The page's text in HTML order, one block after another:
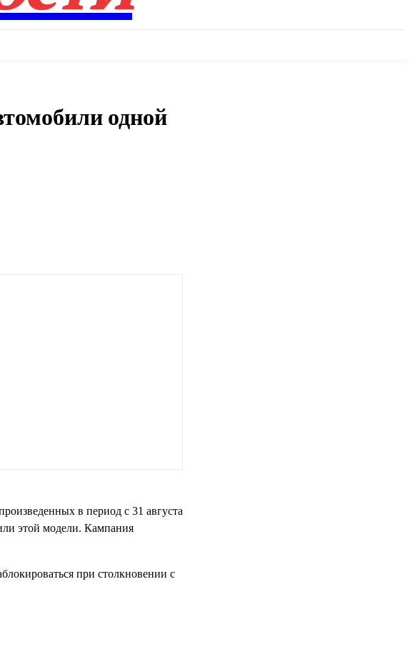
одной
в период с 31 августа
этой модели. Кампания
при столкновении с